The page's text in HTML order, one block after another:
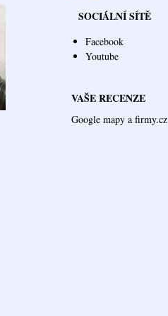
SOCIÁLNÍ SÍTĚ
Facebook
Youtube
VAŠE RECENZE
Google mapy a firmy.cz